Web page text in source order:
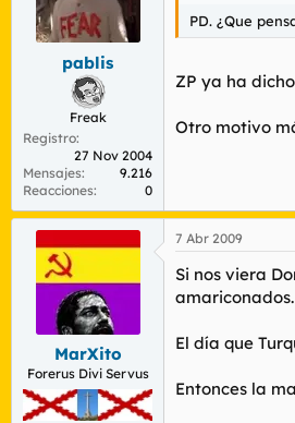
pablis
Freak
Registro
27 Nov 2004
Mensajes
9.216
Reacciones
0
PD. ¿Que
ZP ya ha
Otro motivo
MarXito
Forerus Divi Servus
7 Abr 2009
Si nos viera
amariconados.
El día que
Entonces la